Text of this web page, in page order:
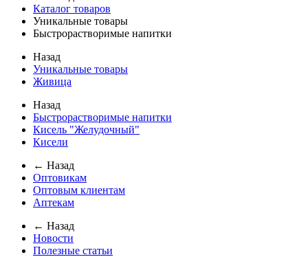
Каталог товаров
Уникальные товары
Быстрорастворимые напитки
Назад
Уникальные товары
Живица
Назад
Быстрорастворимые напитки
Кисель "Желудочный"
Кисели
← Назад
Оптовикам
Оптовым клиентам
Аптекам
← Назад
Новости
Полезные статьи